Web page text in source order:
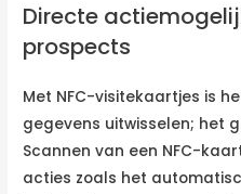
Directe
prospects
Met NFC-visitekaartjes is
gegevens uitwisselen; het
Scannen van een NFC-
acties zoals het